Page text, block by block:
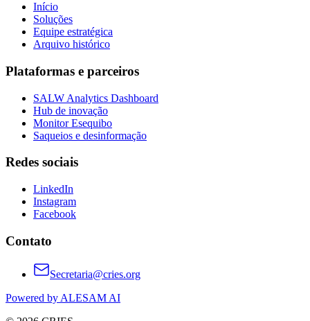
Início
Soluções
Equipe estratégica
Arquivo histórico
Plataformas e parceiros
SALW Analytics Dashboard
Hub de inovação
Monitor Esequibo
Saqueios e desinformação
Redes sociais
LinkedIn
Instagram
Facebook
Contato
Secretaria@cries.org
Powered by ALESAM AI